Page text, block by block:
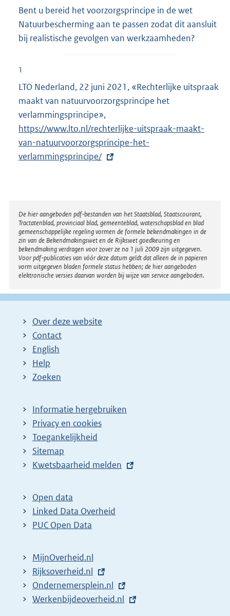
Bent u bereid het voorzorgsprincipe in de wet
Natuurbescherming aan te passen zodat dit aansluit
bij realistische gevolgen van werkzaamheden?
1
LTO Nederland, 22 juni 2021, «Rechterlijke uitspraak
maakt van natuurvoorzorgsprincipe het
verlammingsprincipe»,
x
t
e
l
i
n
k
:
https://www.lto.nl/rechterlijke-uitspraak-maakt-
van-natuurvoorzorgsprincipe-het-
verlammingsprincipe/
Disclaimer
De hier aangeboden pdf-bestanden van het Staatsblad, Staatscourant,
Tractatenblad, provinciaal blad, gemeenteblad, waterschapsblad en blad
gemeenschappelijke regeling vormen de formele bekendmakingen in de
zin van de Bekendmakingswet en de Rijkswet goedkeuring en
bekendmaking verdragen voor zover ze na 1 juli 2009 zijn uitgegeven.
Voor pdf-publicaties van vóór deze datum geldt dat alleen de in papieren
vorm uitgegeven bladen formele status hebben; de hier aangeboden
elektronische versies daarvan worden bij wijze van service aangeboden.
Over deze website
Contact
English
Help
Zoeken
Informatie hergebruiken
Privacy en cookies
Toegankelijkheid
Sitemap
E
t
e
r
l
i
n
k
Kwetsbaarheid melden
Open data
Linked Data Overheid
PUC Open Data
MijnOverheid.nl
E
x
t
Rijksoverheid.nl
E
x
Ondernemersplein.nl
E
Werkenbijdeoverheid.nl